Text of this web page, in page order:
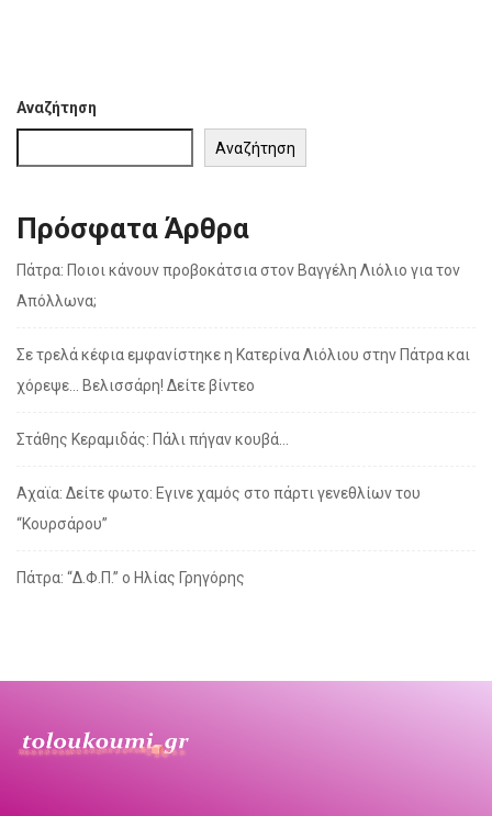
Αναζήτηση
Αναζήτηση
Πρόσφατα Άρθρα
Πάτρα: Ποιοι κάνουν προβοκάτσια στον Βαγγέλη Λιόλιο για τον
Απόλλωνα;
Σε τρελά κέφια εμφανίστηκε η Κατερίνα Λιόλιου στην Πάτρα και
χόρεψε… Βελισσάρη! Δείτε βίντεο
Στάθης Κεραμιδάς: Πάλι πήγαν κουβά…
Αχαϊα: Δείτε φωτο: Εγινε χαμός στο πάρτι γενεθλίων του
“Κουρσάρου”
Πάτρα: “Δ.Φ.Π.” ο Ηλίας Γρηγόρης